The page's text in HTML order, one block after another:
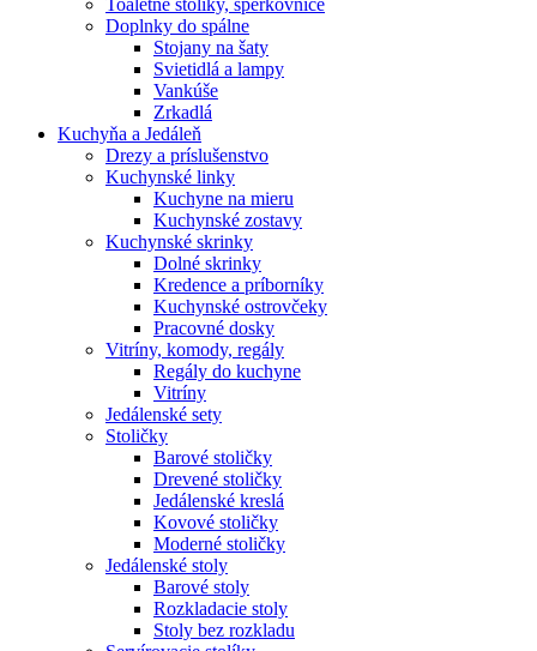
Toaletné stolíky, šperkovnice
Doplnky do spálne
Stojany na šaty
Svietidlá a lampy
Vankúše
Zrkadlá
Kuchyňa a Jedáleň
Drezy a príslušenstvo
Kuchynské linky
Kuchyne na mieru
Kuchynské zostavy
Kuchynské skrinky
Dolné skrinky
Kredence a príborníky
Kuchynské ostrovčeky
Pracovné dosky
Vitríny, komody, regály
Regály do kuchyne
Vitríny
Jedálenské sety
Stoličky
Barové stoličky
Drevené stoličky
Jedálenské kreslá
Kovové stoličky
Moderné stoličky
Jedálenské stoly
Barové stoly
Rozkladacie stoly
Stoly bez rozkladu